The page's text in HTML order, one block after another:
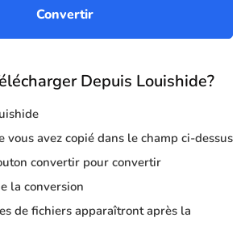
Depuis Louishide?
vous avez copié dans le champ ci-dessus
convertir pour convertir
la conversion
de fichiers apparaîtront après la